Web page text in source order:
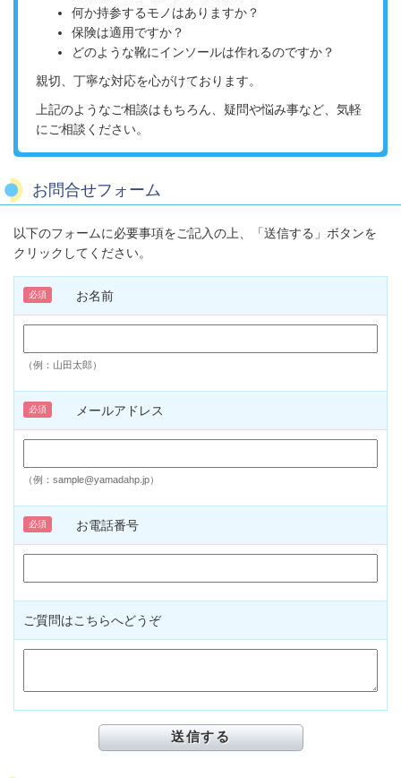
何か持参するモノはありますか？
保険は適用ですか？
どのような靴にインソールは作れるのですか？
親切、丁寧な対応を心がけております。
上記のようなご相談はもちろん、疑問や悩み事など、気軽
にご相談ください。
お問合せフォーム
以下のフォームに必要事項をご記入の上、「送信する」ボタンを
クリックしてください。
お名前
必須
（例：山田太郎）
メールアドレス
必須
（例：sample@yamadahp.jp）
お電話番号
必須
ご質問はこちらへどうぞ